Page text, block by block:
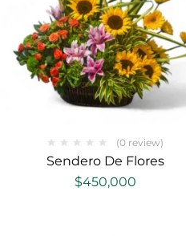
(0 review)
Sendero De Flores
$450,000